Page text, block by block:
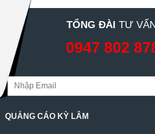
TỔNG ĐÀI TƯ
0947 802
QUẢNG CÁO KỲ LÂM